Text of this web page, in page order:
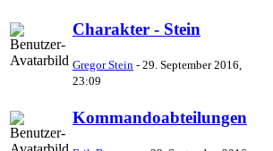
Charakter - Stein
Gregor Stein - 29. September 2016,
23:09
Kommandoabteilungen